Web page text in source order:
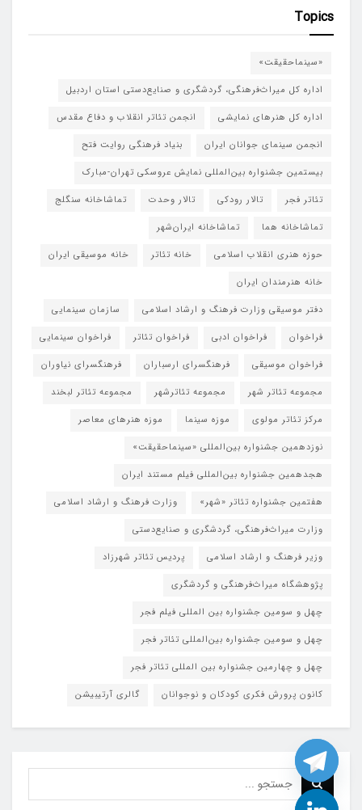
Topics
«سینماحقیقت»
اداره کل میراث‌فرهنگی، گردشگری و صنایع‌دستی استان اردبیل
اداره کل هنرهای نمایشی
انجمن تئاتر انقلاب و دفاع مقدس
انجمن سینمای جوانان ایران
بنیاد فرهنگی روایت فتح
بیستمین جشنواره بین‌المللی نمایش عروسکی تهران-مبارک
تئاتر فجر
تالار رودکی تالار وحدت
تماشاخانه سنگلج
تماشاخانه هما
تماشاخانه‌ ایران‌شهر
حوزه هنری انقلاب اسلامی
خانه تئاتر
خانه موسیقی ایران
خانه هنرمندان ایران
دفتر موسیقی وزارت فرهنگ و ارشاد اسلامی
سازمان سینمایی
فراخوان
فراخوان ادبی فراخوان تئاتر
فراخوان سینمایی
فراخوان موسیقی
فرهنگسرای ارسباران
فرهنگسرای نیاوران
مجموعه تئاتر شهر
مجموعه تئاترشهر
مجموعه تئاتر لبخند
مرکز تئاتر مولوی
موزه سینما
موزه هنرهای معاصر
نوزدهمین جشنواره بین‌المللی «سینماحقیقت»
هجدهمین جشنواره بین‌المللی فیلم مستند ایران
هفتمین جشنواره تئاتر «شهر»
وزارت فرهنگ و ارشاد اسلامی
وزارت میراث‌فرهنگی، گردشگری و صنایع‌دستی
وزیر فرهنگ و ارشاد اسلامی
پردیس تئاتر شهرزاد
پژوهشگاه میراث‌فرهنگی و گردشگری
چهل و سومین جشنواره بین المللی فیلم فجر
چهل و سومین جشنواره بین‌المللی تئاتر فجر
چهل و چهارمین جشنواره بین المللی تئاتر فجر
کانون پرورش فکری کودکان و نوجوانان
گالری آرتیبیشن